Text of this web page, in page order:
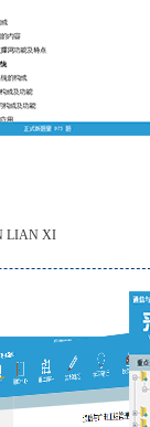
LIAN XI